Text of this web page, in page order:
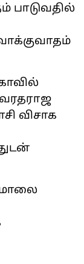
பாடுவதில்
விசாக